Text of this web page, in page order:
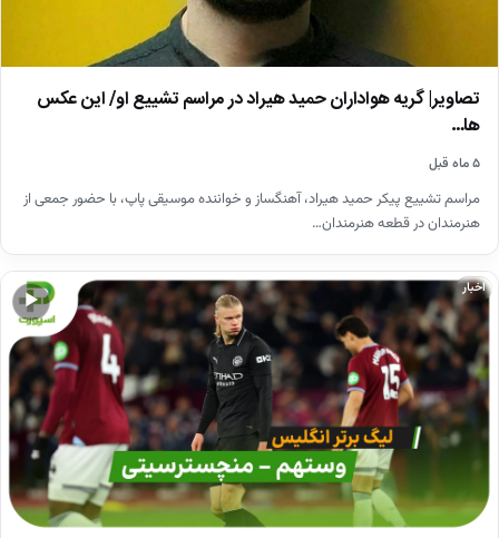
تصاویر| گریه هواداران حمید هیراد در مراسم تشییع او/ این عکس
ها…
۵ ماه قبل
مراسم تشییع پیکر حمید هیراد، آهنگساز و خواننده موسیقی پاپ، با حضور جمعی از
هنرمندان در قطعه هنرمندان…
▶
اخبار